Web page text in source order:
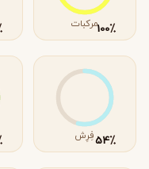
٪100مرکبات
٪54فِرِش